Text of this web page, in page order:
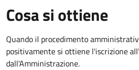
Cosa si ottiene
Quando il procedimento
positivamente si ottiene l'iscrizione
dall'Amministrazione.